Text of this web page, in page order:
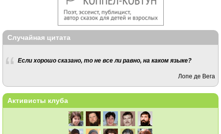
Случайная цитата
Если хорошо сказано, то не все ли равно, на каком языке?
Лопе де Вега
Активисты клуба